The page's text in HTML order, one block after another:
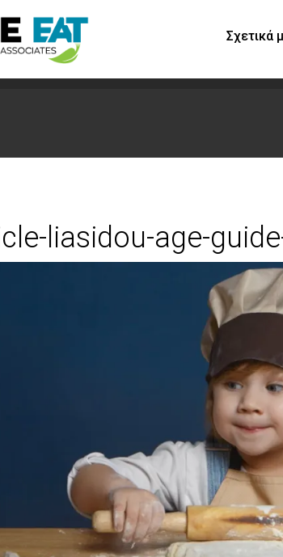
Σχετικά
liasidou-age-